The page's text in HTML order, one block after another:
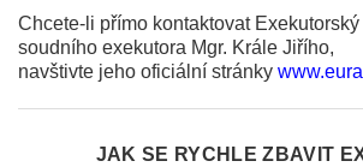
Chcete-li přímo kontaktovat Exekutorský
soudního exekutora Mgr. Krále Jiřího,
navštivte jeho oficiální stránky
JAK SE RYCHLE ZBAVIT